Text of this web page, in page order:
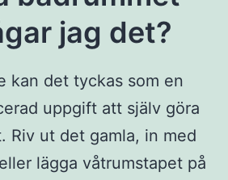
jag det?
kan det tyckas som en
uppgift att själv göra
Riv ut det gamla, in med
lägga våtrumstapet på